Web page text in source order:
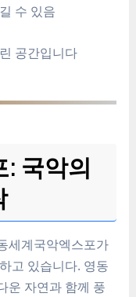
수 있음
공간입니다
국악의
세계국악엑스포가
고 있습니다. 영동
운 자연과 함께 풍